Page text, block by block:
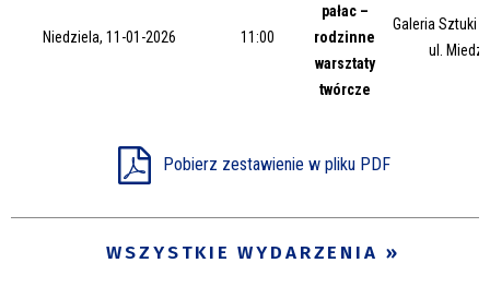
Niedziela, 11-01-2026 11:00
pałac –
rodzinne
warsztaty
twórcze
Galeria Sztuki
ul.
Pobierz zestawienie w pliku PDF
WSZYSTKIE WYDARZENIA